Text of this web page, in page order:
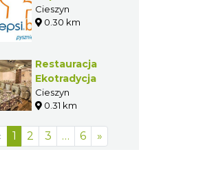
Cieszyn
0.30 km
Restauracja
Ekotradycja
Cieszyn
0.31 km
1 2 3 … 6 »